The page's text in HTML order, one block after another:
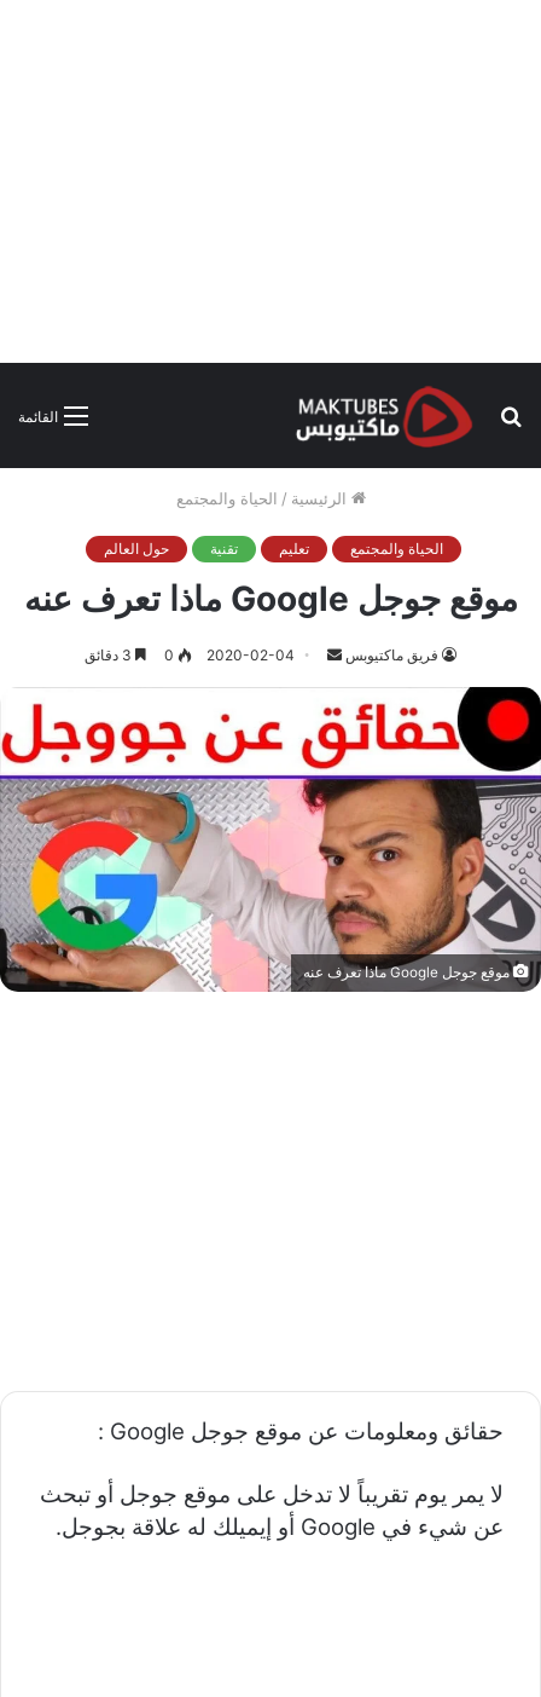
القائمة
بحث
الرئيسية / الحياة والمجتمع
الحياة والمجتمع تعليم تقنية حول العالم
موقع جوجل Google ماذا تعرف عنه
فريق ماكتيوبس
أرسل
إلكترونيا
2020-02-04
0
موقع جوجل Google ماذا تعرف عنه
حقائق ومعلومات عن موقع جوجل Google
:
لا يمر يوم تقريباً لا تدخل على موقع جوجل أو تبحث
عن شيء في Google أو إيميلك له علاقة بجوجل.